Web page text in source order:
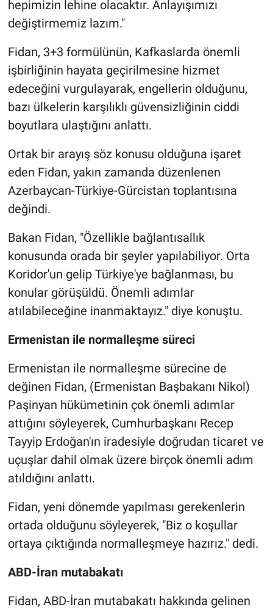
hepimizin lehine olacaktır. Anlayışımızı
değiştirmemiz lazım."
Fidan, 3+3 formülünün, Kafkaslarda önemli
işbirliğinin hayata geçirilmesine hizmet
edeceğini vurgulayarak, engellerin olduğunu,
bazı ülkelerin karşılıklı güvensizliğinin ciddi
boyutlara ulaştığını anlattı.
Ortak bir arayış söz konusu olduğuna işaret
eden Fidan, yakın zamanda düzenlenen
Azerbaycan-Türkiye-Gürcistan toplantısına
değindi.
Bakan Fidan, "Özellikle bağlantısallık
konusunda orada bir şeyler yapılabiliyor. Orta
Koridor'un gelip Türkiye'ye bağlanması, bu
konular görüşüldü. Önemli adımlar
atılabileceğine inanmaktayız." diye konuştu.
Ermenistan ile normalleşme süreci
Ermenistan ile normalleşme sürecine de
değinen Fidan, (Ermenistan Başbakanı Nikol)
Paşinyan hükümetinin çok önemli adımlar
attığını söyleyerek, Cumhurbaşkanı Recep
Tayyip Erdoğan'ın iradesiyle doğrudan ticaret ve
uçuşlar dahil olmak üzere birçok önemli adım
atıldığını anlattı.
Fidan, yeni dönemde yapılması gerekenlerin
ortada olduğunu söyleyerek, "Biz o koşullar
ortaya çıktığında normalleşmeye hazırız." dedi.
ABD-İran mutabakatı
Fidan, ABD-İran mutabakatı hakkında gelinen